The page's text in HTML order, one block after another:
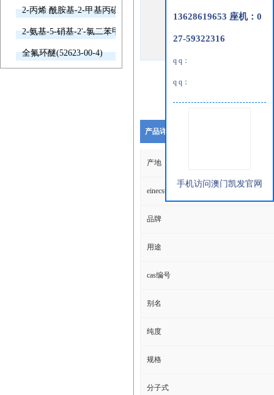
2-丙烯 酰胺基-2-甲基丙磺酸(15214-89-8)
2-氨基-5-硝基-2'-氯二苯甲酮(2011-66-7)
全氟环醚(52623-00-4)
产品详细说明
产地
einecs编号
品牌
用途
cas编号
别名
纯度
规格
分子式
13628619653 座机：0
27-59322316
q q：
q q：
手机访问澳门凯发官网